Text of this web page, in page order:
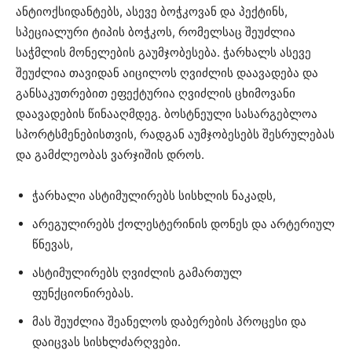
ანტიოქსიდანტებს, ასევე ბოჭკოვან და პექტინს,
სპეციალური ტიპის ბოჭკოს, რომელსაც შეუძლია
საჭმლის მონელების გაუმჯობესება. ჭარხალს ასევე
შეუძლია თავიდან აიცილოს ღვიძლის დაავადება და
განსაკუთრებით ეფექტურია ღვიძლის ცხიმოვანი
დაავადების წინააღმდეგ. ბოსტნეული სასარგებლოა
სპორტსმენებისთვის, რადგან აუმჯობესებს შესრულებას
და გამძლეობას ვარჯიშის დროს.
ჭარხალი ასტიმულირებს სისხლის ნაკადს,
არეგულირებს ქოლესტერინის დონეს და არტერიულ
წნევას,
ასტიმულირებს ღვიძლის გამართულ
ფუნქციონირებას.
მას შეუძლია შეანელოს დაბერების პროცესი და
დაიცვას სისხლძარღვები.